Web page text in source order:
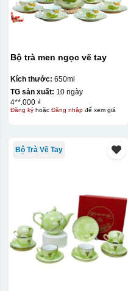
Kiểu in:
In logo decan ACD 1 mặt
In logo decan AC 2 mặt
In logo decan AC 1 mặt
Kiểu hộp:
Bộ trà men ngọc vẽ tay
Kích thước: 650ml
TG sản xuất: 10 ngày
4**.000 ₫
Đăng kýhoặc Đăng nhậpđể xem giá
Bộ Trà Vẽ Tay